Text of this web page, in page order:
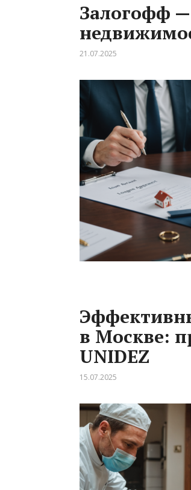
Залогофф
21.07.2025
в Москве:
UNIDEZ
15.07.2025